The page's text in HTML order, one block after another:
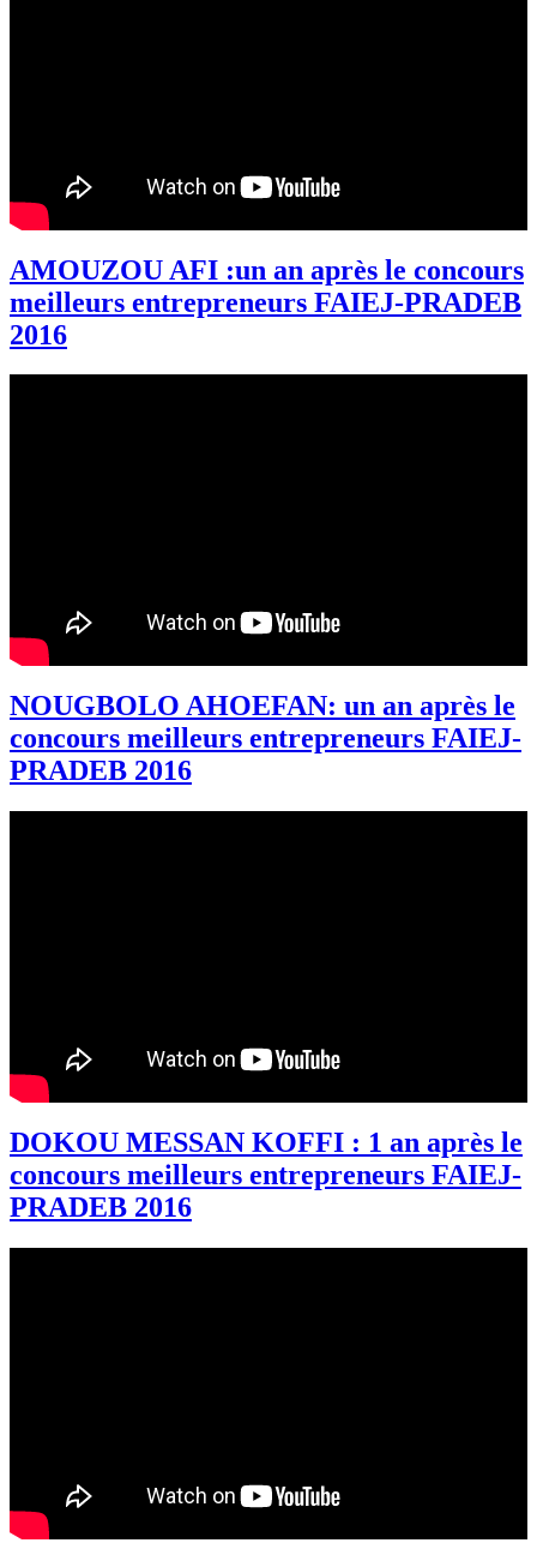
AMOUZOU AFI :un an après le concours
meilleurs entrepreneurs FAIEJ-PRADEB
2016
NOUGBOLO AHOEFAN: un an après le
concours meilleurs entrepreneurs FAIEJ-
PRADEB 2016
DOKOU MESSAN KOFFI : 1 an après le
concours meilleurs entrepreneurs FAIEJ-
PRADEB 2016